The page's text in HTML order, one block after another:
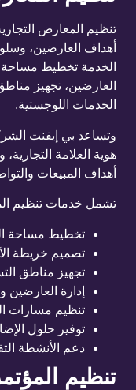
تنظيم المعارض
أهداف العارضين،
الخدمة تخطيط مساحة
العارضين، تجهيز
الخدمات اللوجستية.
وتساعد بي إيفنت
هوية العلامة
أهداف المبيعات
تشمل خدمات تنظيم
تخطيط مساحة
تصميم خريطة
تجهيز مناطق
إدارة العارضين
تنظيم مسارات
توفير حلول
دعم الأنشطة
تنظيم